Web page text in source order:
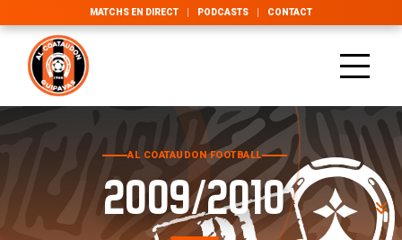
MATCHS EN DIRECT PODCASTS CONTACT
AL COATAUDON FOOTBALL
2009/2010